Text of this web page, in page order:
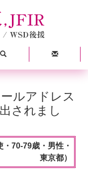
ルアドレス
されまし
70-79歳・男性・
東京都）